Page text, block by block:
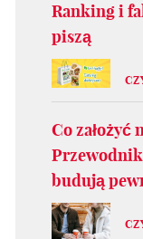
Ranking i
piszą
Co założyć
budują